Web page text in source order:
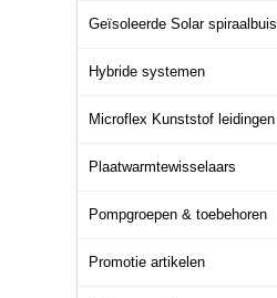
Geïsoleerde Solar spiraalbuis
Hybride systemen
Microflex Kunststof leidingen
Plaatwarmtewisselaars
Pompgroepen & toebehoren
Promotie artikelen